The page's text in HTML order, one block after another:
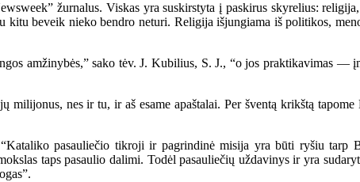
žurnalus. Viskas yra suskirstyta į paskirus skyrelius:
kitu beveik nieko bendro neturi. Religija išjungiama iš politikos,
amžinybės,” sako tėv. J. Kubilius, S. J., “o jos praktikavimas —
nes ir tu, ir aš esame apaštalai. Per šventą krikštą
pasauliečio tikroji ir pagrindinė misija yra būti ryšiu tarp
taps pasaulio dalimi. Todėl pasauliečių uždavinys ir yra